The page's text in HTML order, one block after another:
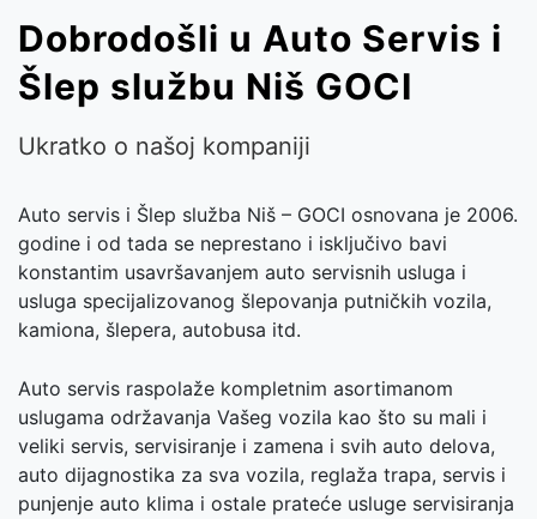
Dobrodošli u Auto Servis i
Šlep službu Niš GOCI
Ukratko o našoj kompaniji
Auto servis i Šlep služba Niš – GOCI osnovana je 2006.
godine i od tada se neprestano i isključivo bavi
konstantim usavršavanjem auto servisnih usluga i
usluga specijalizovanog šlepovanja putničkih vozila,
kamiona, šlepera, autobusa itd.
Auto servis raspolaže kompletnim asortimanom
uslugama održavanja Vašeg vozila kao što su mali i
veliki servis, servisiranje i zamena i svih auto delova,
auto dijagnostika za sva vozila, reglaža trapa, servis i
punjenje auto klima i ostale prateće usluge servisiranja